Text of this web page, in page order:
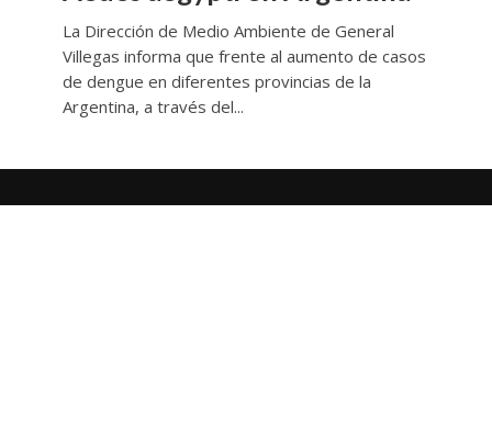
La Dirección de Medio Ambiente de General
Villegas informa que frente al aumento de casos
de dengue en diferentes provincias de la
Argentina, a través del...